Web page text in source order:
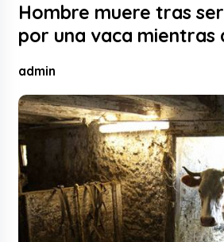
Hombre muere tras
por una vaca mientras
admin